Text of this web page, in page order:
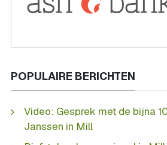
POPULAIRE BERICHTEN
Video: Gesprek met de bijna
Janssen in Mill